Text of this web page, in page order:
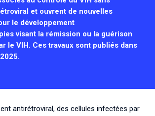
et ouvrent de nouvelles
le développement
visant la rémission ou la guérison
le VIH. Ces travaux sont publiés dans
antirétroviral, des cellules infectées par